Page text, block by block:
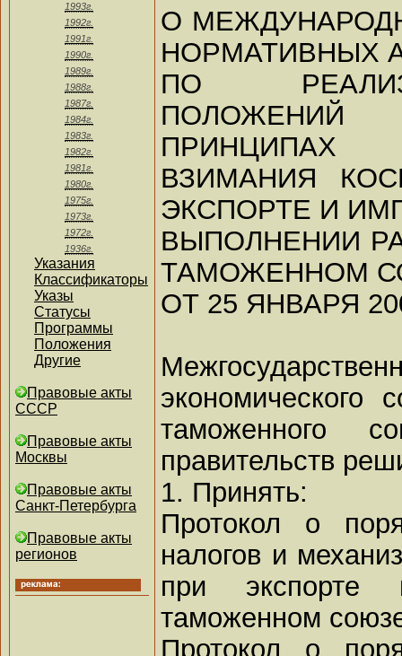
1993г.
1992г.
1991г.
1990г.
1989г.
1988г.
1987г.
1984г.
1983г.
1982г.
1981г.
1980г.
1975г.
1973г.
1972г.
1936г.
Указания
Классификаторы
Указы
Статусы
Программы
Положения
Другие
Правовые акты
СССР
Правовые акты
Москвы
Правовые акты
Санкт-Петербурга
Правовые акты
регионов
О
НОРМАТИВНЫХ
ПО
ПРИНЦИПАХ
ВЗИМАНИЯ
ЭКСПОРТЕ И
ВЫПОЛНЕНИИ
ТАМОЖЕННОМ
ОТ 25 ЯНВАРЯ
экономического
таможенного
правительств
1. Принять:
Протокол о
налогов и
при
таможенном
Протокол о